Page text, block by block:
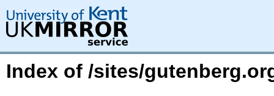
Index of /sites/